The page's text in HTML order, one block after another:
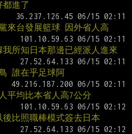
進了
來台發展籃球 因外省人高
所知日本那邊已經派人進來
誰在乎足球阿
平均比本省人高7公分
比照職棒模式簽去日本